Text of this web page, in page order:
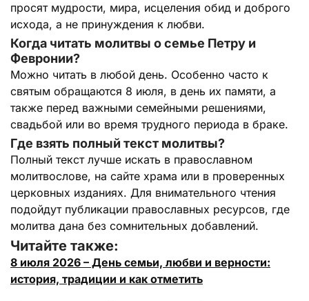
просят мудрости, мира, исцеления обид и доброго
исхода, а не принуждения к любви.
Когда читать молитвы о семье Петру и
Февронии?
Можно читать в любой день. Особенно часто к
святым обращаются 8 июля, в день их памяти, а
также перед важными семейными решениями,
свадьбой или во время трудного периода в браке.
Где взять полный текст молитвы?
Полный текст лучше искать в православном
молитвослове, на сайте храма или в проверенных
церковных изданиях. Для внимательного чтения
подойдут публикации православных ресурсов, где
молитва дана без сомнительных добавлений.
Читайте также:
8 июля 2026 – День семьи, любви и верности:
история, традиции и как отметить